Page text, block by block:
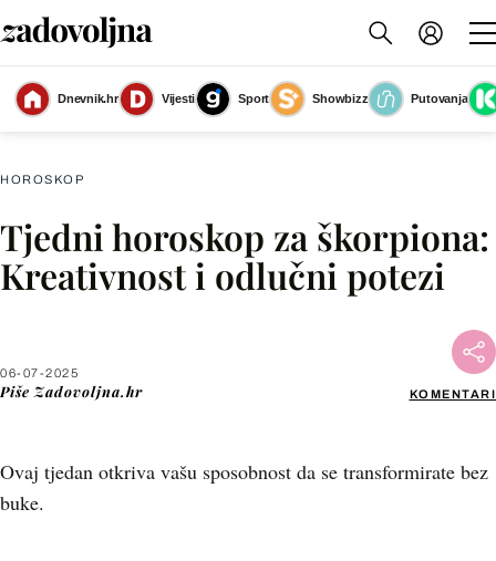
Dnevnik.hr Vijesti Sport Showbizz
Putovanja
Škorpion
(Foto: Zadovoljna.hr)
HOROSKOP
Tjedni horoskop za škorpiona:
Kreativnost i odlučni potezi
06-07-2025
Piše Zadovoljna.hr KOMENTARI
Ovaj tjedan otkriva vašu sposobnost da se transformirate bez
buke.
Facebook